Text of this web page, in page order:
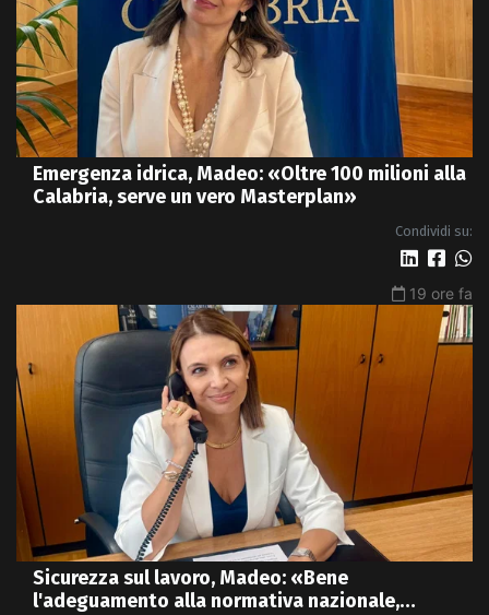
Emergenza idrica, Madeo: «Oltre 100 milioni alla
Calabria, serve un vero Masterplan»
Condividi su:
19 ore fa
Sicurezza sul lavoro, Madeo: «Bene
l'adeguamento alla normativa nazionale,